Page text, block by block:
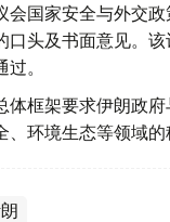
会国家安全与外交
口头及书面意见。
。
体框架要求伊朗政
环境生态等领域的